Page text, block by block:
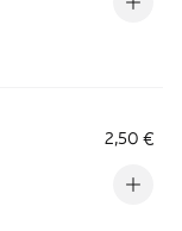
2,50 €